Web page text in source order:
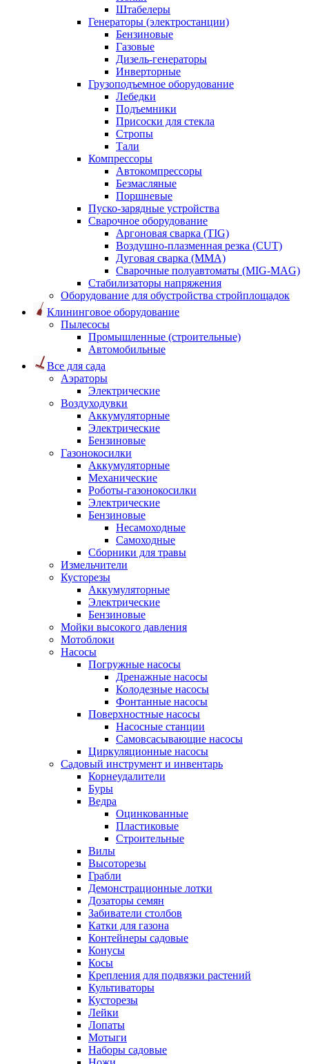
Штабелеры
Генераторы (электростанции)
Бензиновые
Газовые
Дизель-генераторы
Инверторные
Грузоподъемное оборудование
Лебедки
Подъемники
Присоски для стекла
Стропы
Тали
Компрессоры
Автокомпрессоры
Безмасляные
Поршневые
Пуско-зарядные устройства
Сварочное оборудование
Аргоновая сварка (TIG)
Воздушно-плазменная резка (CUT)
Дуговая сварка (ММА)
Сварочные полуавтоматы (MIG-MAG)
Стабилизаторы напряжения
Оборудование для обустройства стройплощадок
Клининговое оборудование
Пылесосы
Промышленные (строительные)
Автомобильные
Все для сада
Аэраторы
Электрические
Воздуходувки
Аккумуляторные
Электрические
Бензиновые
Газонокосилки
Аккумуляторные
Механические
Роботы-газонокосилки
Электрические
Бензиновые
Несамоходные
Самоходные
Сборники для травы
Измельчители
Кусторезы
Аккумуляторные
Электрические
Бензиновые
Мойки высокого давления
Мотоблоки
Насосы
Погружные насосы
Дренажные насосы
Колодезные насосы
Фонтанные насосы
Поверхностные насосы
Насосные станции
Самовсасывающие насосы
Циркуляционные насосы
Садовый инструмент и инвентарь
Корнеудалители
Буры
Ведра
Оцинкованные
Пластиковые
Строительные
Вилы
Высоторезы
Грабли
Демонстрационные лотки
Дозаторы семян
Забиватели столбов
Катки для газона
Контейнеры садовые
Конусы
Косы
Крепления для подвязки растений
Культиваторы
Кусторезы
Лейки
Лопаты
Мотыги
Наборы садовые